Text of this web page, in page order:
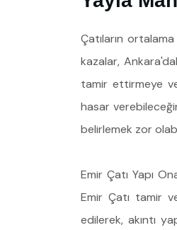
Çatıların
kazalar,
tamir ettirmeye
hasar
belirlemek zor
Emir Çatı Yapı
Emir Çatı tamir
edilerek, akıntı